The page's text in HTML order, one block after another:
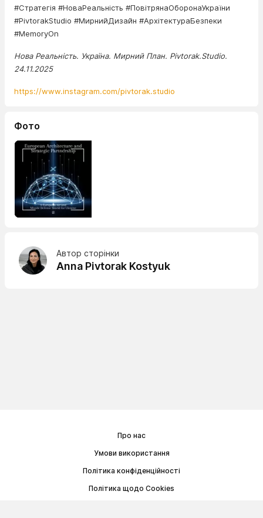
#Стратегія #НоваРеальність #ПовітрянаОборонаУкраїни
#PivtorakStudio #МирнийДизайн #АрхітектураБезпеки
#MemoryOn
Нова Реальність. Україна. Мирний План. Pivtorak.Studio.
24.11.2025
https://www.instagram.com/pivtorak.studio
Фото
Автор сторінки
Anna Pivtorak Kostyuk
Про нас
Умови використання
Політика конфіденційності
Політика щодо Cookies